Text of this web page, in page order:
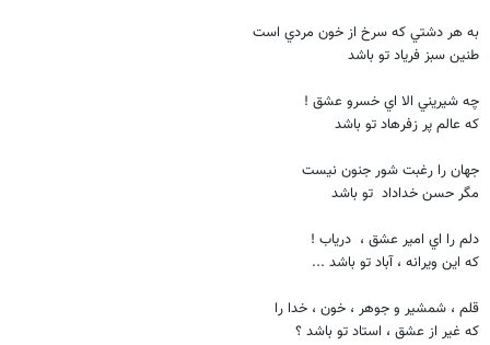
به هر دشتي كه سرخ از خون مردي است
طنين سبز فرياد تو باشد
چه شيريني الا اي خسرو عشق !
كه عالم پر زفرهاد تو باشد
جهان را رغبت شور جنون نيست
مگر حسن خداداد تو باشد
دلم را اي امير عشق ، درياب !
كه اين ويرانه ، آباد تو باشد ...
قلم ، شمشير و جوهر ، خون ، خدا را
كه غير از عشق ، استاد تو باشد ؟